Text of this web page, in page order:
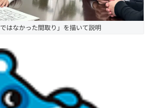
ではなかった間取り」を描いて説明